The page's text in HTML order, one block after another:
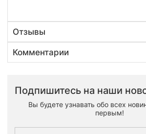
Отзывы
Комментарии
Подпишитесь на наши
Вы будете узнавать обо всех
первым!